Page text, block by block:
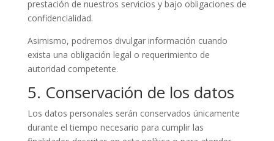
prestación de nuestros servicios y bajo obligaciones de
confidencialidad.
Asimismo, podremos divulgar información cuando
exista una obligación legal o requerimiento de
autoridad competente.
5. Conservación de los datos
Los datos personales serán conservados únicamente
durante el tiempo necesario para cumplir las